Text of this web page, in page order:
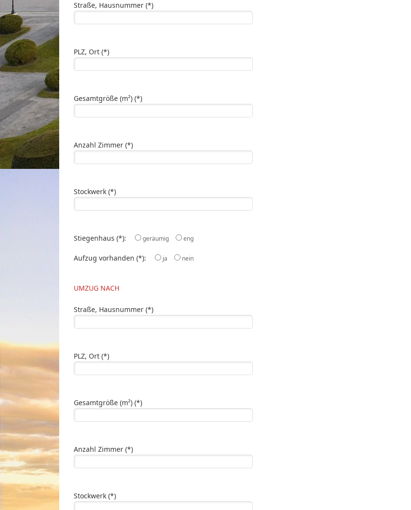
Straße, Hausnummer (*)
PLZ, Ort (*)
Gesamtgröße (m²) (*)
Anzahl Zimmer (*)
Stockwerk (*)
Stiegenhaus (*): geräumig eng
Aufzug vorhanden (*): ja nein
UMZUG NACH
Straße, Hausnummer (*)
PLZ, Ort (*)
Gesamtgröße (m²) (*)
Anzahl Zimmer (*)
Stockwerk (*)